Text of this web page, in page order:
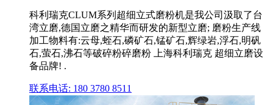
科利瑞克CLUM系列超细立式磨粉机是我公司汲取了台
湾立磨,德国立磨之精华而研发的新型立磨; 磨粉生产线
加工物料有:云母,蛭石,磷矿石,锰矿石,辉绿岩,浮石,明矾
石,萤石,沸石等破碎粉碎磨粉 上海科利瑞克 超细立磨设
备品牌! .
联系电话: 180 3780 8511